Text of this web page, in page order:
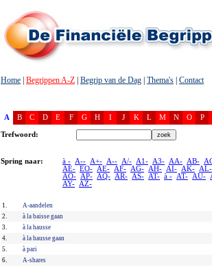
Home Begrippen A-Z Begrip van de Dag Thema's Contact
A B C D E F G H I J K L M N O P
Trefwoord:
Spring naar: à - A-- A+- A-- A/- A1- A3- AA- AB-
AE- EO- AE- AF- AG- AH- AI- AK-
AL-
AO-
AP- AQ- AR- AS- AT- à - AT- AU-
AY-
AZ-
1.
A-aandelen
2.
à la baisse gaan
3.
à la hausse
4.
à la hausse gaan
5.
à pari
6.
A-shares